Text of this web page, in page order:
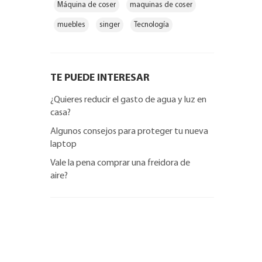
Máquina de coser maquinas de coser
muebles singer Tecnología
TE PUEDE INTERESAR
¿Quieres reducir el gasto de agua y luz en
casa?
Algunos consejos para proteger tu nueva
laptop
Vale la pena comprar una freidora de
aire?